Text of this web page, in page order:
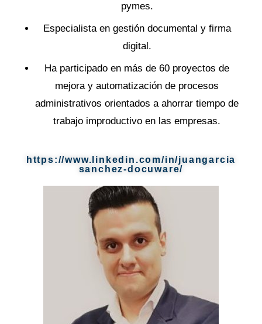
pymes.
Especialista en gestión documental y firma
digital.
Ha participado en más de 60 proyectos de
mejora y automatización de procesos
administrativos orientados a ahorrar tiempo de
trabajo improductivo en las empresas.
https://www.linkedin.com/in/juangarcia
sanchez-docuware/